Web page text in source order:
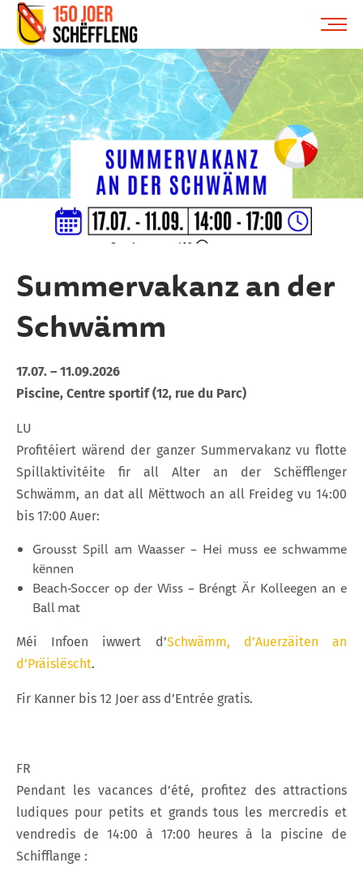
Schifflange, schifflange-logo, gemeng
Summervakanz an der
Schwämm
17.07. – 11.09.2026
Piscine, Centre sportif (12, rue du Parc)
LU
Profitéiert wärend der ganzer Summervakanz vu flotte
Spillaktivitéite fir all Alter an der Schëfflenger
Schwämm, an dat all Mëttwoch an all Freideg vu 14:00
bis 17:00 Auer:
Grousst Spill am Waasser – Hei muss ee schwamme
kënnen
Beach-Soccer op der Wiss – Bréngt Är Kolleegen an e
Ball mat
Méi Infoen iwwert d’Schwämm, d’Auerzäiten an
d’Präislëscht.
Fir Kanner bis 12 Joer ass d’Entrée gratis.
FR
Pendant les vacances d’été, profitez des attractions
ludiques pour petits et grands tous les mercredis et
vendredis de 14:00 à 17:00 heures à la piscine de
Schifflange :